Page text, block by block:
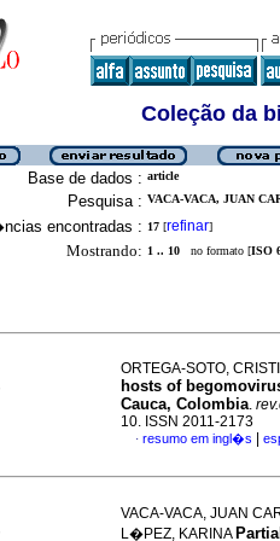
Coleção da
Base de dados : article
Pesquisa : VACA-VACA, JUAN
encontradas : 17 [refinar]
Mostrando: 1 .. 10 no formato [ISO
ORTEGA-SOTO,
hosts of
Cauca, Colombia.
10. ISSN 2011-2173
· resumo em ingl�s
VACA-VACA, JUAN
L�PEZ, KARINA